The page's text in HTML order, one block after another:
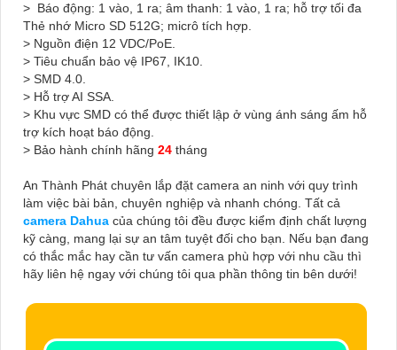
> Báo động: 1 vào, 1 ra; âm thanh: 1 vào, 1 ra; hỗ trợ tối đa
Thẻ nhớ Micro SD 512G; micrô tích hợp.
> Nguồn điện 12 VDC/PoE.
> Tiêu chuẩn bảo vệ IP67, IK10.
> SMD 4.0.
> Hỗ trợ AI SSA.
> Khu vực SMD có thể được thiết lập ở vùng ánh sáng ấm hỗ
trợ kích hoạt báo động.
> Bảo hành chính hãng 24 tháng
An Thành Phát chuyên lắp đặt camera an ninh với quy trình
làm việc bài bản, chuyên nghiệp và nhanh chóng. Tất cả
camera Dahua của chúng tôi đều được kiểm định chất lượng
kỹ càng, mang lại sự an tâm tuyệt đối cho bạn. Nếu bạn đang
có thắc mắc hay cần tư vấn camera phù hợp với nhu cầu thì
hãy liên hệ ngay với chúng tôi qua phần thông tin bên dưới!